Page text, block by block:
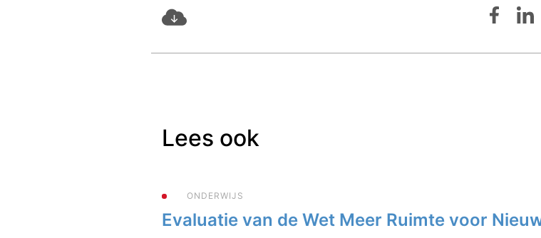
Lees ook
ONDERWIJS
Evaluatie van de Wet Meer Ruimte voor